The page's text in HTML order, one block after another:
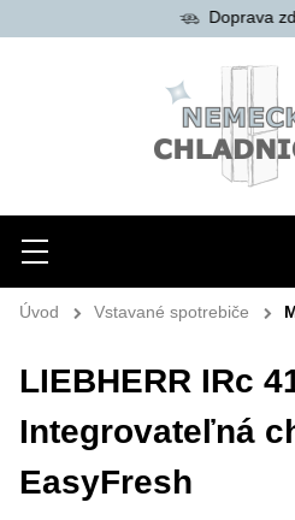
Hľadať
Menu
Doprava
Úvod Vstavané spotrebiče
LIEBHERR IRc
Integrovateľná
EasyFresh